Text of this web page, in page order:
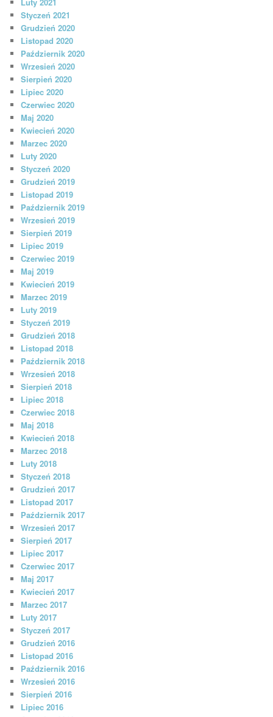
Styczeń 2021
Grudzień 2020
Listopad 2020
Październik 2020
Wrzesień 2020
Sierpień 2020
Lipiec 2020
Czerwiec 2020
Maj 2020
Kwiecień 2020
Marzec 2020
Luty 2020
Styczeń 2020
Grudzień 2019
Listopad 2019
Październik 2019
Wrzesień 2019
Sierpień 2019
Lipiec 2019
Czerwiec 2019
Maj 2019
Kwiecień 2019
Marzec 2019
Luty 2019
Styczeń 2019
Grudzień 2018
Listopad 2018
Październik 2018
Wrzesień 2018
Sierpień 2018
Lipiec 2018
Czerwiec 2018
Maj 2018
Kwiecień 2018
Marzec 2018
Luty 2018
Styczeń 2018
Grudzień 2017
Listopad 2017
Październik 2017
Wrzesień 2017
Sierpień 2017
Lipiec 2017
Czerwiec 2017
Maj 2017
Kwiecień 2017
Marzec 2017
Luty 2017
Styczeń 2017
Grudzień 2016
Listopad 2016
Październik 2016
Wrzesień 2016
Sierpień 2016
Lipiec 2016